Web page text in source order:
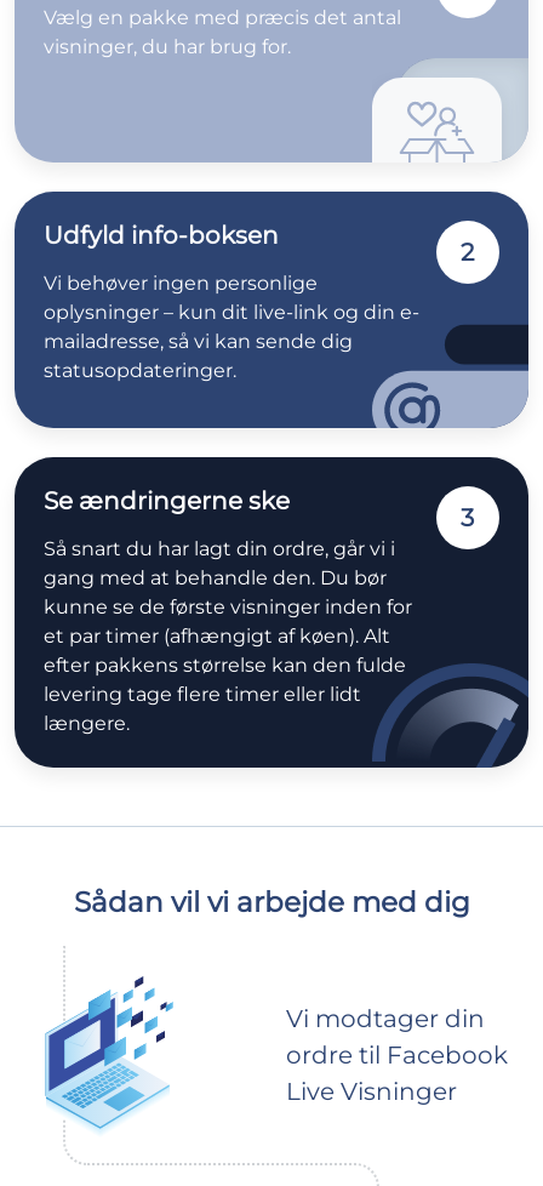
Vælg en pakke med præcis det antal
visninger, du har brug for.
Udfyld info-boksen
Vi behøver ingen personlige
oplysninger – kun dit live-link og din e-
mailadresse, så vi kan sende dig
statusopdateringer.
2
Se ændringerne ske
Så snart du har lagt din ordre, går vi i
gang med at behandle den. Du bør
kunne se de første visninger inden for
et par timer (afhængigt af køen). Alt
efter pakkens størrelse kan den fulde
levering tage flere timer eller lidt
længere.
3
Sådan vil vi arbejde med dig
Vi modtager din
ordre til Facebook
Live Visninger